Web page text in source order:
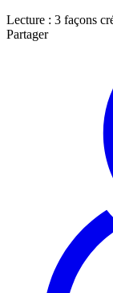
Lecture : 3 façons
Partager